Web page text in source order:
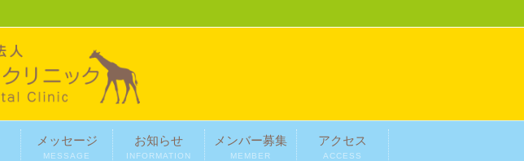
メッセージ
MESSAGE
お知らせ
INFORMATION
メンバー募集
MEMBER
アクセス
ACCESS